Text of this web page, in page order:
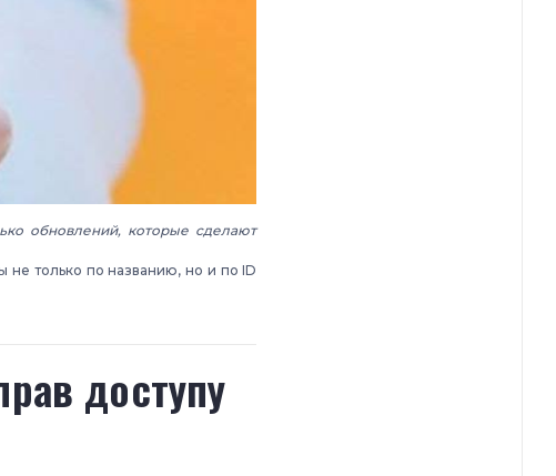
обновлений, которые сделают
не только по названию, но и по ID
доступу